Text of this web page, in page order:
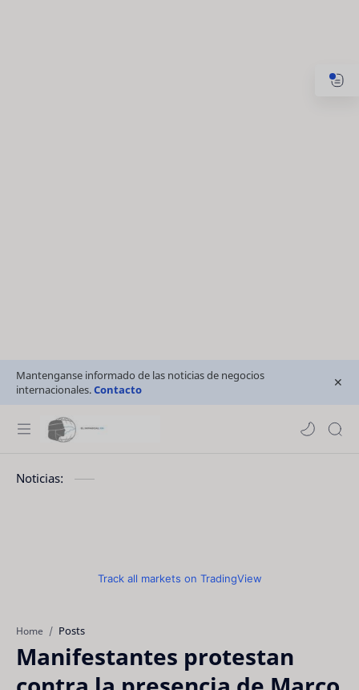
Mantenganse informado de las noticias de negocios
internacionales.Contacto
Noticias:
Track all markets on TradingView
Home Posts
Manifestantes protestan